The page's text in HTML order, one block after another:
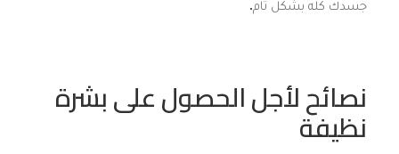
جسدك كله بشكل تام.
نصائح لأجل الحصول على بشرة
نظيفة